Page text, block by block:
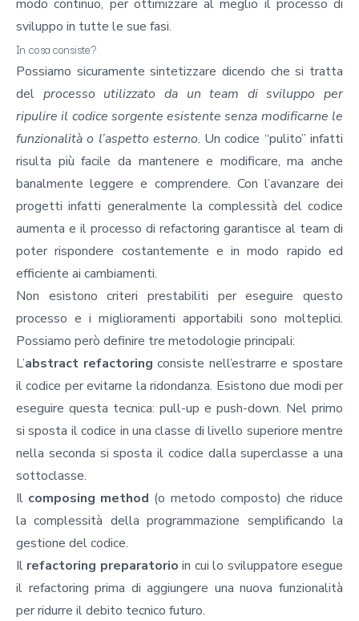
modo continuo, per ottimizzare al meglio il processo di
sviluppo in tutte le sue fasi.
In cosa consiste?
Possiamo sicuramente sintetizzare dicendo che si tratta
del processo utilizzato da un team di sviluppo per
ripulire il codice sorgente esistente senza modificarne le
funzionalità o l’aspetto esterno. Un codice “pulito” infatti
risulta più facile da mantenere e modificare, ma anche
banalmente leggere e comprendere. Con l’avanzare dei
progetti infatti generalmente la complessità del codice
aumenta e il processo di refactoring garantisce al team di
poter rispondere costantemente e in modo rapido ed
efficiente ai cambiamenti.
Non esistono criteri prestabiliti per eseguire questo
processo e i miglioramenti apportabili sono molteplici.
Possiamo però definire tre metodologie principali:
L’abstract refactoring consiste nell’estrarre e spostare
il codice per evitarne la ridondanza. Esistono due modi per
eseguire questa tecnica: pull-up e push-down. Nel primo
si sposta il codice in una classe di livello superiore mentre
nella seconda si sposta il codice dalla superclasse a una
sottoclasse.
Il composing method (o metodo composto) che riduce
la complessità della programmazione semplificando la
gestione del codice.
Il refactoring preparatorio in cui lo sviluppatore esegue
il refactoring prima di aggiungere una nuova funzionalità
per ridurre il debito tecnico futuro.